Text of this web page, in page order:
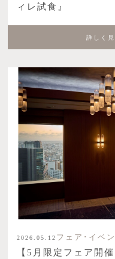
ィレ試食』
詳しく見
2026.05.12 フェア･イベン
【5月限定フェア開